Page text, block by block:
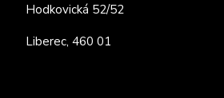
Hodkovická 52/52
Liberec, 460 01